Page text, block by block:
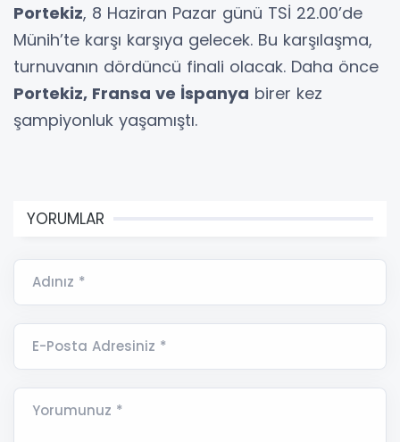
Portekiz, 8 Haziran Pazar günü TSİ 22.00’de
Münih’te karşı karşıya gelecek. Bu karşılaşma,
turnuvanın dördüncü finali olacak. Daha önce
Portekiz, Fransa ve İspanya birer kez
şampiyonluk yaşamıştı.
YORUMLAR
Adınız *
E-Posta Adresiniz *
Yorumunuz *